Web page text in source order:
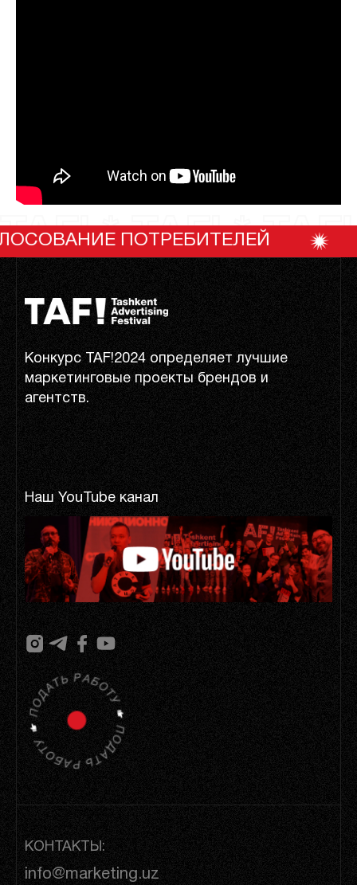
TAF! * TAF! *
ПОТРЕБИТЕЛЕЙ
Конкурс TAF!2024 определяет лучшие
маркетинговые проекты брендов и
агентств.
Наш YouTube канал
КОНТАКТЫ:
info@marketing.uz